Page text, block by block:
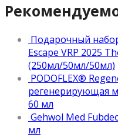
Подарочный
Escape VRP 2025
(250мл/50мл/50мл)
PODOFLEX®
регенерирующая
60 мл
Gehwol Med
мл